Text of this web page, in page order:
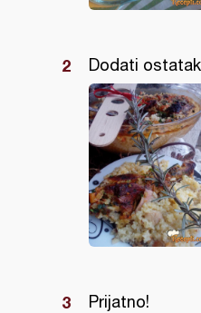
Dodati
Prijatno!